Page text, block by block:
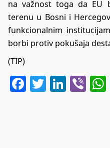
na važnost toga da EU
terenu u Bosni i
funkcionalnim
borbi protiv pokušaja
(TIP)
Facebook
Twitter